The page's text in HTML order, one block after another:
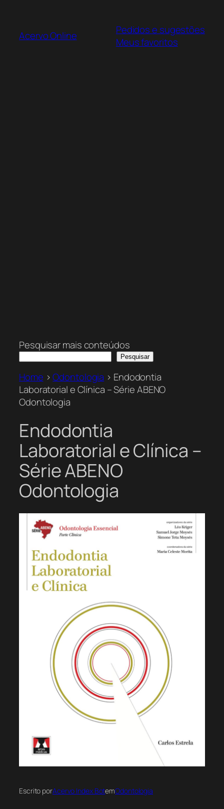
Acervo Online
Pedidos e sugestões
Meus favoritos
Pesquisar mais conteúdos
Pesquisar
Home >Odontologia > Endodontia
Laboratorial e Clínica – Série ABENO
Odontologia
Endodontia
Laboratorial e Clínica –
Série ABENO
Odontologia
Escrito porAcervo Index BotemOdontologia